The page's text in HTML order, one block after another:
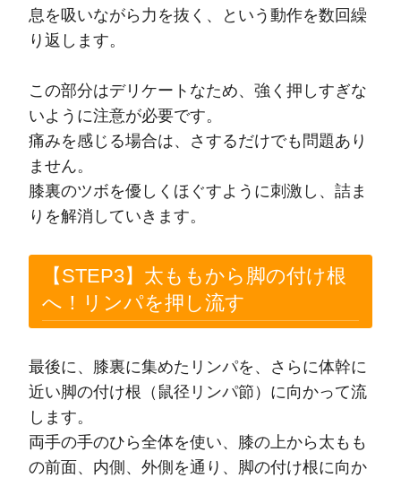
息を吸いながら力を抜く、という動作を数回繰
り返します。
この部分はデリケートなため、強く押しすぎな
いように注意が必要です。
痛みを感じる場合は、さするだけでも問題あり
ません。
膝裏のツボを優しくほぐすように刺激し、詰ま
りを解消していきます。
【STEP3】太ももから脚の付け根
へ！リンパを押し流す
最後に、膝裏に集めたリンパを、さらに体幹に
近い脚の付け根（鼠径リンパ節）に向かって流
します。
両手の手のひら全体を使い、膝の上から太もも
の前面、内側、外側を通り、脚の付け根に向か